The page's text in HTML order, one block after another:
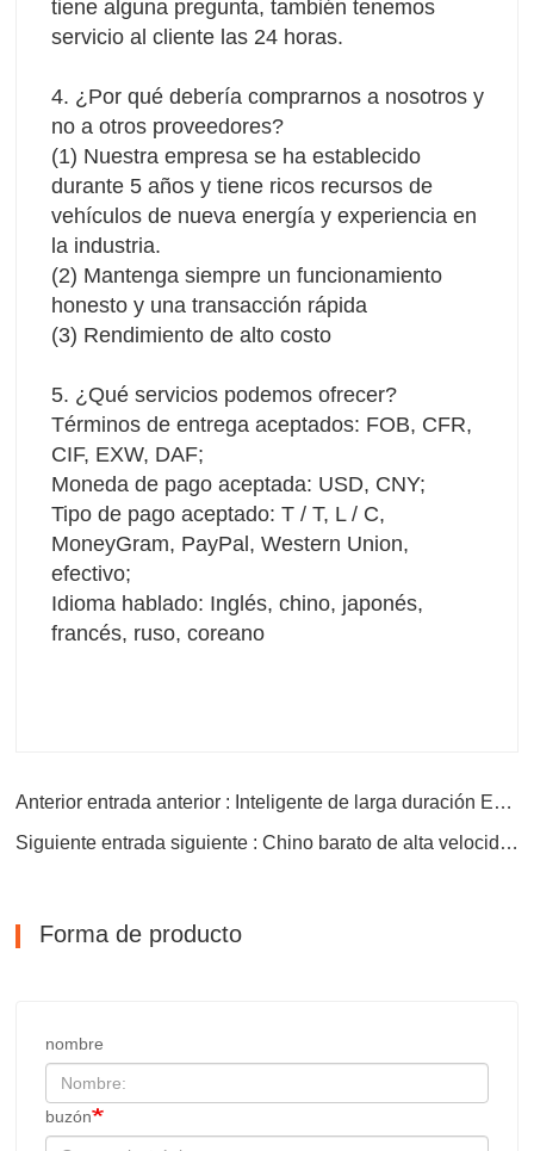
tiene alguna pregunta, también tenemos
servicio al cliente las 24 horas.
4. ¿Por qué debería comprarnos a nosotros y
no a otros proveedores?
(1) Nuestra empresa se ha establecido
durante 5 años y tiene ricos recursos de
vehículos de nueva energía y experiencia en
la industria.
(2) Mantenga siempre un funcionamiento
honesto y una transacción rápida
(3) Rendimiento de alto costo
5. ¿Qué servicios podemos ofrecer?
Términos de entrega aceptados: FOB, CFR,
CIF, EXW, DAF;
Moneda de pago aceptada: USD, CNY;
Tipo de pago aceptado: T / T, L / C,
MoneyGram, PayPal, Western Union,
efectivo;
Idioma hablado: Inglés, chino, japonés,
francés, ruso, coreano
Anterior entrada anterior : Inteligente de larga duración Excelente calidad
Siguiente entrada siguiente : Chino barato de alta velocidad Buen rendimiento
Forma de producto
nombre
buzón